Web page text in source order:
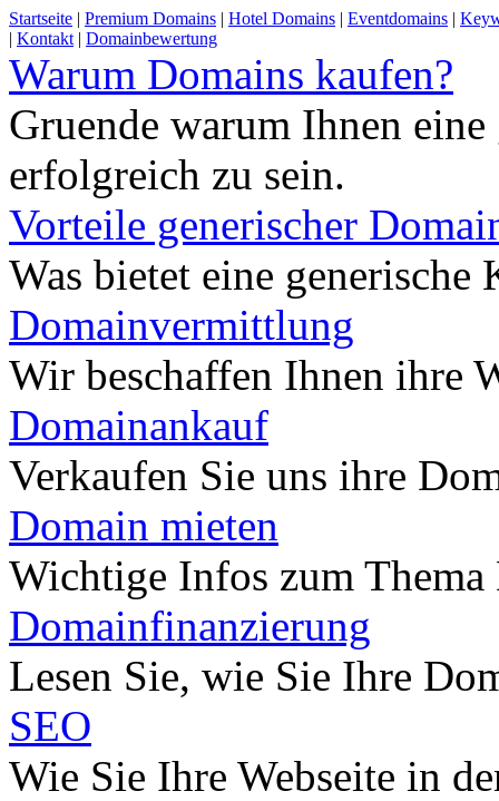
Startseite | Premium Domains | Hotel Domains | Eventdomains |
| Kontakt | Domainbewertung
Warum Domains kaufen?
Gruende warum Ihnen
erfolgreich zu sein.
Vorteile generischer
Was bietet eine
Domainvermittlung
Wir beschaffen Ihnen ihre
Domainankauf
Verkaufen Sie uns ihre
Domain mieten
Wichtige Infos zum
Domainfinanzierung
Lesen Sie, wie Sie Ihre
SEO
Wie Sie Ihre Webseite in